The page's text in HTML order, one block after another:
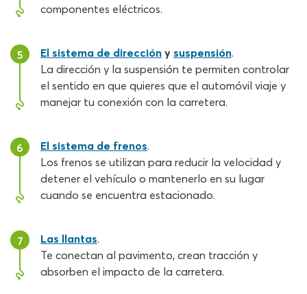
componentes eléctricos.
5 El sistema de dirección y suspensión.
La dirección y la suspensión te permiten controlar
el sentido en que quieres que el automóvil viaje y
manejar tu conexión con la carretera.
6 El sistema de frenos.
Los frenos se utilizan para reducir la velocidad y
detener el vehículo o mantenerlo en su lugar
cuando se encuentra estacionado.
7 Las llantas.
Te conectan al pavimento, crean tracción y
absorben el impacto de la carretera.